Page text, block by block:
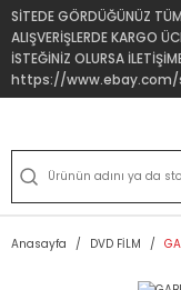
SİTEDE GÖRDÜĞÜNÜZ
ALIŞVERİŞLERDE KARGO
İSTEĞİNİZ OLURSA
https://
Anasayfa DVD FİLM